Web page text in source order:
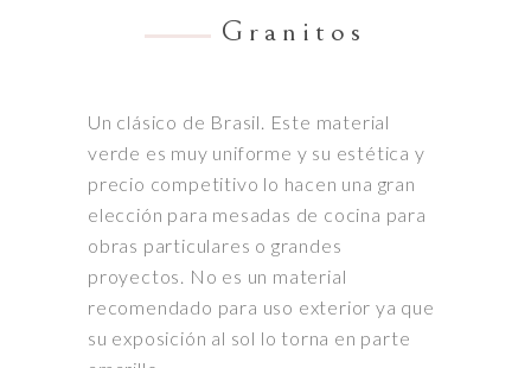
Granitos
Un clásico de Brasil. Este material
verde es muy uniforme y su estética y
precio competitivo lo hacen una gran
elección para mesadas de cocina para
obras particulares o grandes
proyectos. No es un material
recomendado para uso exterior ya que
su exposición al sol lo torna en parte